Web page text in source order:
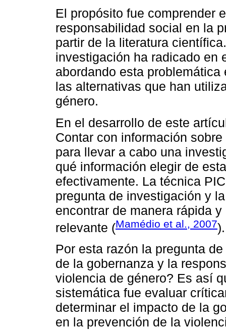
El propósito fue comprender
responsabilidad social en la
partir de la literatura
investigación ha radicado en
abordando esta
las alternativas que han
género.
En el desarrollo de este
Contar con información
para llevar a cabo una
qué información elegir de
efectivamente. La técnica
pregunta de investigación y
encontrar de manera rápida
relevante (Mamédio et al., 2007).
Por esta razón la pregunta
de la gobernanza y la
violencia de género? Es así
sistemática fue evaluar
determinar el impacto de la
en la prevención de la